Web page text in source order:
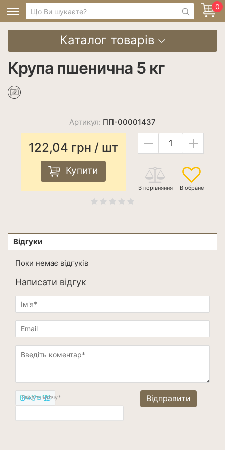
0
Каталог товарів
Крупа пшенична 5 кг
Артикул: ПП-00001437
122,04 грн / шт
Купити
− +
Відгуки
Поки немає відгуків
Написати відгук
8 + ? = 18
Введіть капчу*